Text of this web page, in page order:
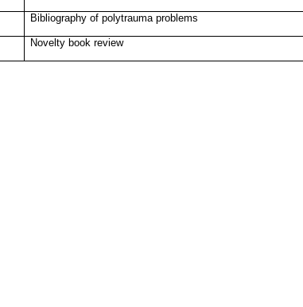
Bibliography of polytrauma problems
Novelty book review